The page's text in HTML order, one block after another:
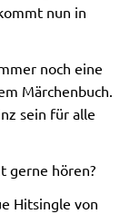
nun in
noch eine
Märchenbuch.
sein für alle
gerne hören?
Hitsingle von